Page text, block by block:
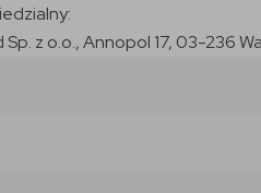
z o.o., Annopol 17, 03-236